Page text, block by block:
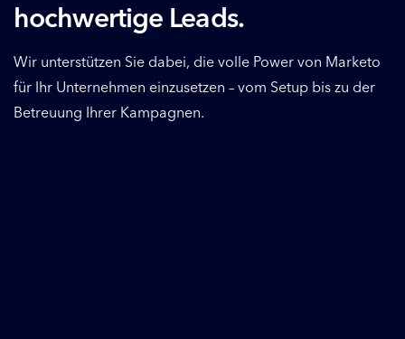
hochwertige Leads.
Wir unterstützen Sie dabei, die volle Power von Marketo
für Ihr Unternehmen einzusetzen – vom Setup bis zu der
Betreuung Ihrer Kampagnen.